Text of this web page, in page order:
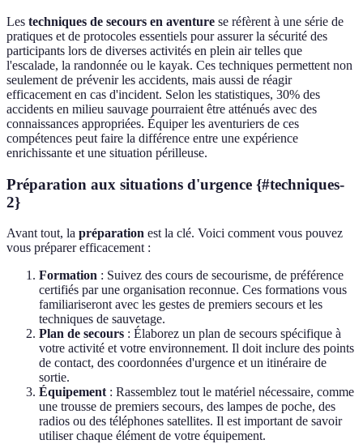
Les techniques de secours en aventure se réfèrent à une série de
pratiques et de protocoles essentiels pour assurer la sécurité des
participants lors de diverses activités en plein air telles que
l'escalade, la randonnée ou le kayak. Ces techniques permettent non
seulement de prévenir les accidents, mais aussi de réagir
efficacement en cas d'incident. Selon les statistiques, 30% des
accidents en milieu sauvage pourraient être atténués avec des
connaissances appropriées. Équiper les aventuriers de ces
compétences peut faire la différence entre une expérience
enrichissante et une situation périlleuse.
Préparation aux situations d'urgence {#techniques-
2}
Avant tout, la préparation est la clé. Voici comment vous pouvez
vous préparer efficacement :
Formation : Suivez des cours de secourisme, de préférence
certifiés par une organisation reconnue. Ces formations vous
familiariseront avec les gestes de premiers secours et les
techniques de sauvetage.
Plan de secours : Élaborez un plan de secours spécifique à
votre activité et votre environnement. Il doit inclure des points
de contact, des coordonnées d'urgence et un itinéraire de
sortie.
Équipement : Rassemblez tout le matériel nécessaire, comme
une trousse de premiers secours, des lampes de poche, des
radios ou des téléphones satellites. Il est important de savoir
utiliser chaque élément de votre équipement.